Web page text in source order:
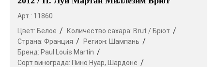
Арт.: 11860
Цвет: Белое Количество сахара: Brut / Брют
Страна: Франция Регион:
Шампань
Бренд: Paul Louis Martin
Сорт винограда: Пино Нуар,
Шардоне